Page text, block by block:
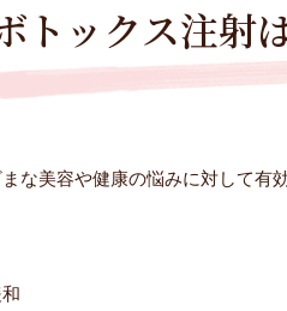
トックス注射
な美容や健康の悩みに対して有